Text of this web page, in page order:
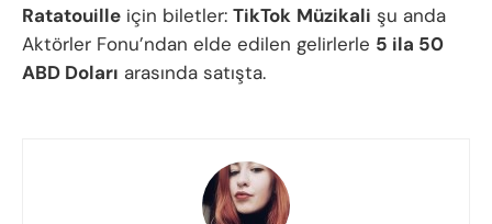
Ratatouille için biletler: TikTok Müzikali şu anda
Aktörler Fonu’ndan elde edilen gelirlerle 5 ila 50
ABD Doları arasında satışta.